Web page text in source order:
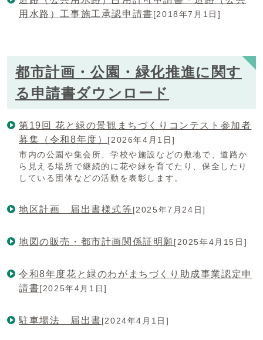
用水路）工事施工承認申請書[2018年7月1日]
都市計画・公園・緑化推進に関す
る申請書ダウンロード
第19回 花と緑の景観まちづくりコンテスト参加者
募集（令和8年度） [2026年4月1日]
市内の公園や集会所、学校や施設などの敷地で、道路か
ら見える場所で継続的に花や緑を育てたり、保全したり
している団体などの活動を表彰します。
地区計画 届出書様式等[2025年7月24日]
地図の販売・都市計画関係証明願[2025年4月15日]
令和8年度花と緑のわがまちづくり助成事業認定申
請書[2025年4月1日]
駐車場法 届出書[2024年4月1日]